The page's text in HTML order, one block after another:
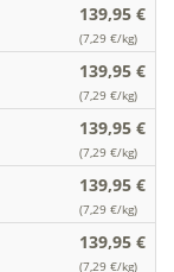
139,95 €
(7,29 €/kg)
139,95 €
(7,29 €/kg)
139,95 €
(7,29 €/kg)
139,95 €
(7,29 €/kg)
139,95 €
(7,29 €/kg)